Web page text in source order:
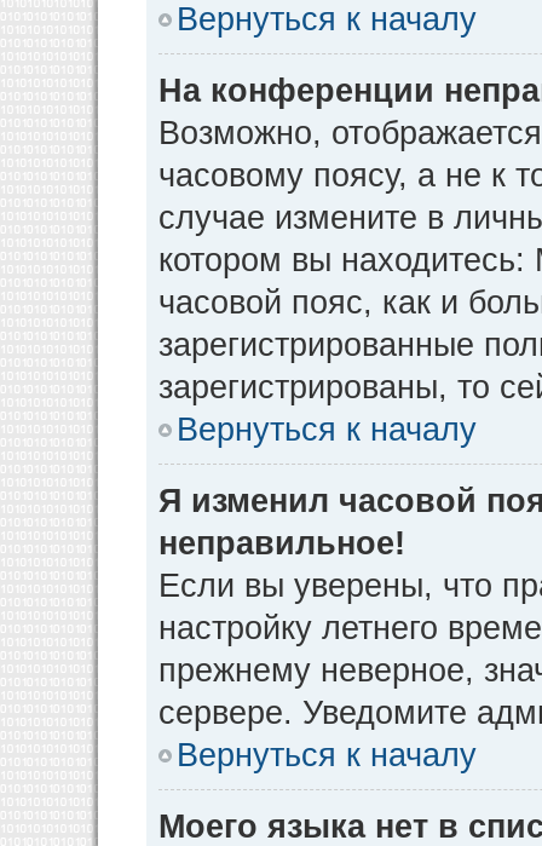
Вернуться к началу
На конференции
Возможно,
часовому поясу, а не к
случае измените в
котором вы находитесь:
часовой пояс, как и
зарегистрированные
зарегистрированы, то
Вернуться к началу
Я изменил часовой
неправильное!
Если вы уверены, что
настройку летнего
прежнему неверное,
сервере. Уведомите
Вернуться к началу
Моего языка нет в